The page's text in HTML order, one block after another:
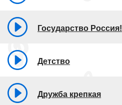
Государство Россия!
Детство
Дружба крепкая